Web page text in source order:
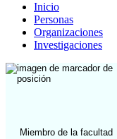
Inicio
Personas
Organizaciones
Investigaciones
Miembro de la facultad